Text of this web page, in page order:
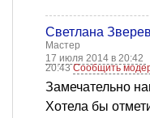
Светлана
Мастер
17 июля 2014 в 20:42
20:43Сообщить
Замечательно
Хотела бы